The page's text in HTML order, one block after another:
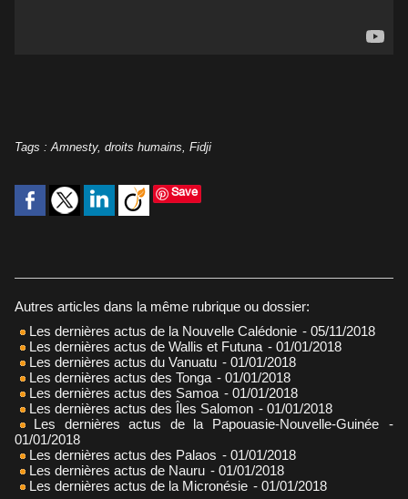
Tags : Amnesty, droits humains Fidji
Save
Autres articles dans la même rubrique ou dossier:
Les dernières actus de la Nouvelle Calédonie - 05/11/2018
Les dernières actus de Wallis et Futuna - 01/01/2018
Les dernières actus du Vanuatu - 01/01/2018
Les dernières actus des Tonga - 01/01/2018
Les dernières actus des Samoa - 01/01/2018
Les dernières actus des Îles Salomon - 01/01/2018
Les dernières actus de la Papouasie-Nouvelle-Guinée
-
01/01/2018
Les dernières actus des Palaos - 01/01/2018
Les dernières actus de Nauru - 01/01/2018
Les dernières actus de la Micronésie - 01/01/2018